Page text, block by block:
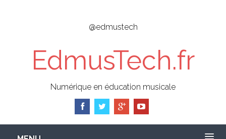
@edmustech
EdmusTech.fr
Numérique en éducation musicale